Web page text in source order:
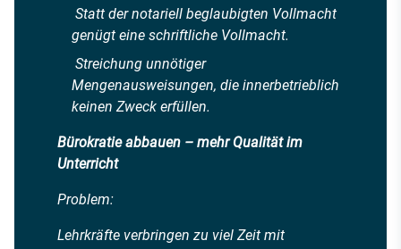
Statt der notariell beglaubigten Vollmacht
genügt eine schriftliche Vollmacht.
Streichung unnötiger
Mengenausweisungen, die innerbetrieblich
keinen Zweck erfüllen.
Bürokratie abbauen – mehr Qualität im
Unterricht
Problem:
Lehrkräfte verbringen zu viel Zeit mit